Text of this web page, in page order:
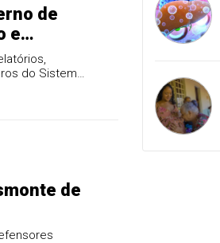
de
e
do Sistema
de